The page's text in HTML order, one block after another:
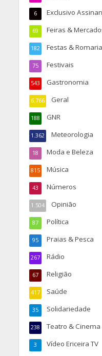
Exclusivo
6
Feiras &
69
Festas &
182
Festivais
75
Gastronomia
543
Geral
6.766
GNR
188
Meteorologia
1.362
Moda e Beleza
18
Música
815
Números
43
Opinião
1.504
Política
87
Praias & Pesca
95
Rádio
267
Religião
67
Saúde
417
Solidariedade
35
Teatro & Cinema
238
Vídeo Ericeira TV
3